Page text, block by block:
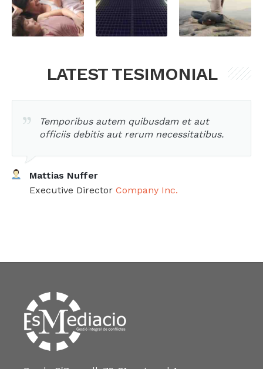
LATEST TESIMONIAL
Temporibus autem quibusdam et aut
officiis debitis aut rerum necessitatibus.
Mattias Nuffer
Executive Director Company Inc.